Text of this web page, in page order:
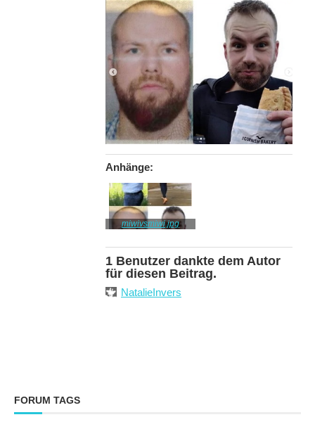
Anhänge:
miwivsmiwi.jpg
1 Benutzer dankte dem Autor
für diesen Beitrag.
NatalieInvers
FORUM TAGS